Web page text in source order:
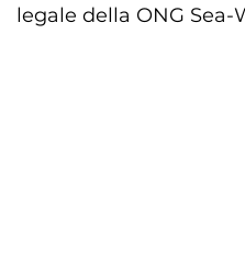
legale della ONG Sea-